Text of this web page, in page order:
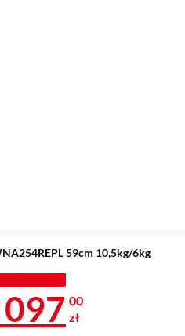
59cm 10,5kg/6kg
3 097 zł
097 00
zł